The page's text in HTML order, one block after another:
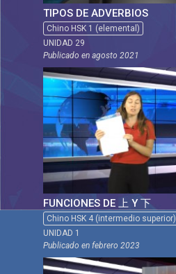
TIPOS DE ADVERBIOS
Chino HSK 1 (elemental)
UNIDAD 29
Publicado enagosto 2021
FUNCIONES DE 上 Y 下
Chino HSK 4 (intermedio superior)
UNIDAD 1
Publicado enfebrero 2023